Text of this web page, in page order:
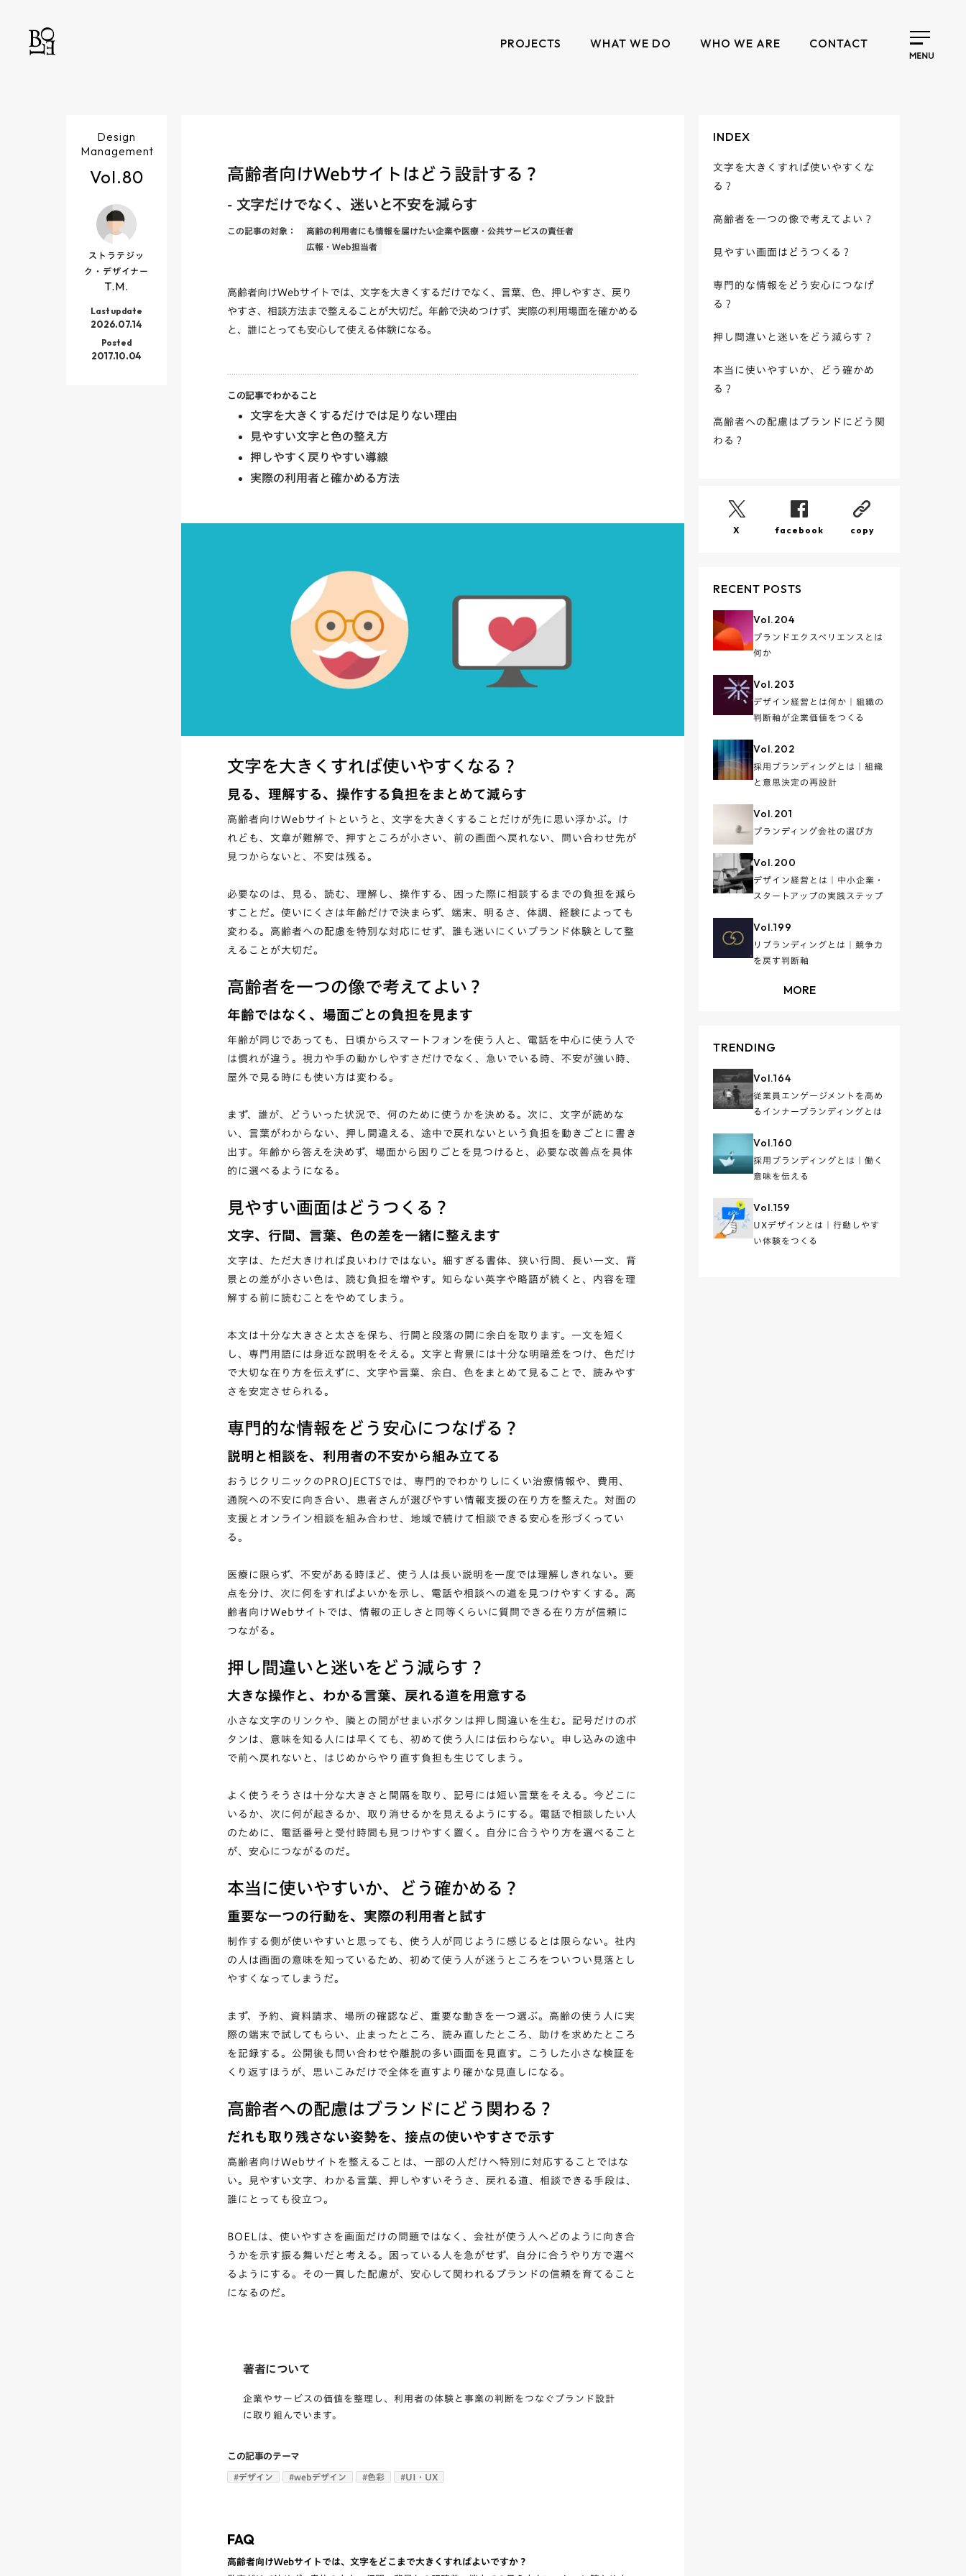
PROJECTS WHAT WE DO WHO WE ARE CONTACT
Design
Management
Vol.80
ストラテジッ
ク・デザイナー
T.M.
Last update
2026.07.14
Posted
2017.10.04
高齢者向けWebサイトはどう設計する？
- 文字だけでなく、迷いと不安を減らす
この記事の対象：
高齢の利用者にも情報を届けたい企業や医療・公共サービスの責任者
広報・Web担当者
高齢者向けWebサイトでは、文字を大きくするだけでなく、言葉、色、押しやすさ、戻り
やすさ、相談方法まで整えることが大切だ。年齢で決めつけず、実際の利用場面を確かめる
と、誰にとっても安心して使える体験になる。
この記事でわかること
文字を大きくするだけでは足りない理由
見やすい文字と色の整え方
押しやすく戻りやすい導線
実際の利用者と確かめる方法
文字を大きくすれば使いやすくなる？
見る、理解する、操作する負担をまとめて減らす
高齢者向けWebサイトというと、文字を大きくすることだけが先に思い浮かぶ。け
れども、文章が難解で、押すところが小さい、前の画面へ戻れない、問い合わせ先が
見つからないと、不安は残る。
必要なのは、見る、読む、理解し、操作する、困った際に相談するまでの負担を減ら
すことだ。使いにくさは年齢だけで決まらず、端末、明るさ、体調、経験によっても
変わる。高齢者への配慮を特別な対応にせず、誰も迷いにくいブランド体験として整
えることが大切だ。
高齢者を一つの像で考えてよい？
年齢ではなく、場面ごとの負担を見ます
年齢が同じであっても、日頃からスマートフォンを使う人と、電話を中心に使う人で
は慣れが違う。視力や手の動かしやすさだけでなく、急いでいる時、不安が強い時、
屋外で見る時にも使い方は変わる。
まず、誰が、どういった状況で、何のために使うかを決める。次に、文字が読めな
い、言葉がわからない、押し間違える、途中で戻れないという負担を動きごとに書き
出す。年齢から答えを決めず、場面から困りごとを見つけると、必要な改善点を具体
的に選べるようになる。
見やすい画面はどうつくる？
文字、行間、言葉、色の差を一緒に整えます
文字は、ただ大きければ良いわけではない。細すぎる書体、狭い行間、長い一文、背
景との差が小さい色は、読む負担を増やす。知らない英字や略語が続くと、内容を理
解する前に読むことをやめてしまう。
本文は十分な大きさと太さを保ち、行間と段落の間に余白を取ります。一文を短く
し、専門用語には身近な説明をそえる。文字と背景には十分な明暗差をつけ、色だけ
で大切な在り方を伝えずに、文字や言葉、余白、色をまとめて見ることで、読みやす
さを安定させられる。
専門的な情報をどう安心につなげる？
説明と相談を、利用者の不安から組み立てる
おうじクリニックのPROJECTSでは、専門的でわかりしにくい治療情報や、費用、
通院への不安に向き合い、患者さんが選びやすい情報支援の在り方を整えた。対面の
支援とオンライン相談を組み合わせ、地域で続けて相談できる安心を形づくってい
る。
医療に限らず、不安がある時ほど、使う人は長い説明を一度では理解しきれない。要
点を分け、次に何をすればよいかを示し、電話や相談への道を見つけやすくする。高
齢者向けWebサイトでは、情報の正しさと同等くらいに質問できる在り方が信頼に
つながる。
押し間違いと迷いをどう減らす？
大きな操作と、わかる言葉、戻れる道を用意する
小さな文字のリンクや、隣との間がせまいボタンは押し間違いを生む。記号だけのボ
タンは、意味を知る人には早くても、初めて使う人には伝わらない。申し込みの途中
で前へ戻れないと、はじめからやり直す負担も生じてしまう。
よく使うそうさは十分な大きさと間隔を取り、記号には短い言葉をそえる。今どこに
いるか、次に何が起きるか、取り消せるかを見えるようにする。電話で相談したい人
のために、電話番号と受付時間も見つけやすく置く。自分に合うやり方を選べること
が、安心につながるのだ。
本当に使いやすいか、どう確かめる？
重要な一つの行動を、実際の利用者と試す
制作する側が使いやすいと思っても、使う人が同じように感じるとは限らない。社内
の人は画面の意味を知っているため、初めて使う人が迷うところをついつい見落とし
やすくなってしまうだ。
まず、予約、資料請求、場所の確認など、重要な動きを一つ選ぶ。高齢の使う人に実
際の端末で試してもらい、止まったところ、読み直したところ、助けを求めたところ
を記録する。公開後も問い合わせや離脱の多い画面を見直す。こうした小さな検証を
くり返すほうが、思いこみだけで全体を直すより確かな見直しになる。
高齢者への配慮はブランドにどう関わる？
だれも取り残さない姿勢を、接点の使いやすさで示す
高齢者向けWebサイトを整えることは、一部の人だけへ特別に対応することではな
い。見やすい文字、わかる言葉、押しやすいそうさ、戻れる道、相談できる手段は、
誰にとっても役立つ。
BOELは、使いやすさを画面だけの問題ではなく、会社が使う人へどのように向き合
うかを示す振る舞いだと考える。困っている人を急がせず、自分に合うやり方で選べ
るようにする。その一貫した配慮が、安心して関われるブランドの信頼を育てること
になるのだ。
著者について
企業やサービスの価値を整理し、利用者の体験と事業の判断をつなぐブランド設計
に取り組んでいます。
この記事のテーマ
#デザイン #webデザイン #色彩 #UI・UX
FAQ
高齢者向けWebサイトでは、文字をどこまで大きくすればよいですか？
INDEX
文字を大きくすれば使いやすくな
る？
高齢者を一つの像で考えてよい？
見やすい画面はどうつくる？
専門的な情報をどう安心につなげ
る？
押し間違いと迷いをどう減らす？
本当に使いやすいか、どう確かめ
る？
高齢者への配慮はブランドにどう関
わる？
X facebook copy
RECENT POSTS
Vol.204
ブランドエクスペリエンスとは
何か
Vol.203
デザイン経営とは何か｜組織の
判断軸が企業価値をつくる
Vol.202
採用ブランディングとは｜組織
と意思決定の再設計
Vol.201
ブランディング会社の選び方
Vol.200
デザイン経営とは｜中小企業・
スタートアップの実践ステップ
Vol.199
リブランディングとは｜競争力
を戻す判断軸
MORE
TRENDING
Vol.164
従業員エンゲージメントを高め
るインナーブランディングとは
Vol.160
採用ブランディングとは｜働く
意味を伝える
Vol.159
UXデザインとは｜行動しやす
い体験をつくる